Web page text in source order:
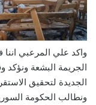
واكد علي المرعبي
الجريمة البشعة ونؤكد
الجديدة لتحقيق
ونطالب الحكومة